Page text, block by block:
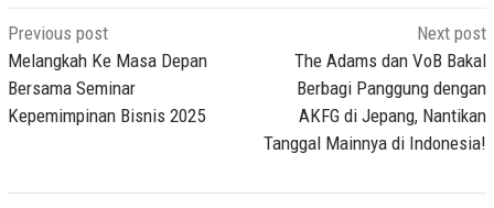
Post
navigation
Previous post
Melangkah Ke Masa Depan
Bersama Seminar
Kepemimpinan Bisnis 2025
Next post
The Adams dan VoB Bakal
Berbagi Panggung dengan
AKFG di Jepang, Nantikan
Tanggal Mainnya di Indonesia!